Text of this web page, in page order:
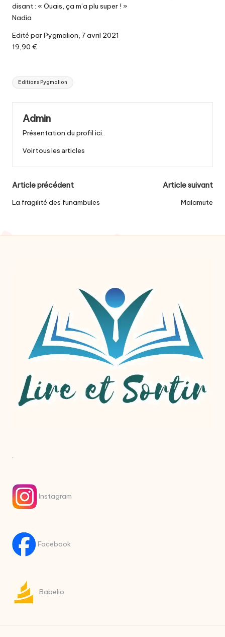
disant : « Ouais, ça m’a plu super ! »
Nadia
Edité par Pygmalion, 7 avril 2021
19,90 €
Tags:
Editions Pygmalion
Admin
Présentation du profil ici..
Voir tous les articles
Post
navigation
Article précédent
La fragilité des funambules
Article suivant
Malamute
.
Instagram
Facebook
Babelio